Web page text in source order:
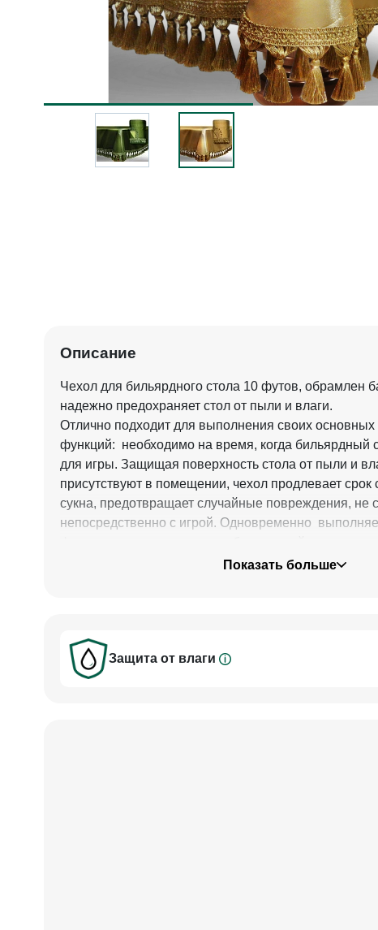
Описание
Чехол для бильярдного стола 10 футов, обрамлен
надежно предохраняет стол от пыли и влаги.
Отлично подходит для выполнения своих основных
функций: необходимо на время, когда бильярдный
для игры. Защищая поверхность стола от пыли и
присутствуют в помещении, чехол продлевает
сукна, предотвращает случайные повреждения, не
непосредственно с игрой. Одновременно
Показать больше
Защита от влаги